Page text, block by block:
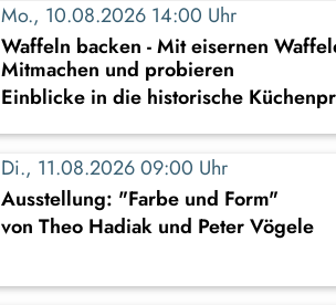
Mo., 10.08.2026 14:00 Uhr
Waffeln backen - Mit eisernen
Mitmachen und probieren
Einblicke in die historische
Di., 11.08.2026 09:00 Uhr
Ausstellung: "Farbe und Form"
von Theo Hadiak und Peter Vögele